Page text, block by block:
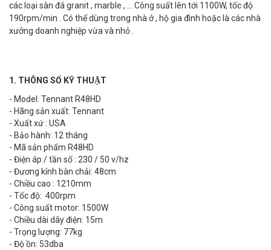
các loại sàn đá granit , marble , ... Công suất lên tới 1100W, tốc độ
190rpm/min . Có thể dùng trong nhà ở , hộ gia đình hoặc là các nhà
xưởng doanh nghiệp vừa và nhỏ .
1. THÔNG SỐ KỸ THUẬT
- Model: Tennant R48HD
- Hãng sản xuất: Tennant
- Xuất xứ : USA
- Bảo hành: 12 tháng
- Mã sản phẩm R48HD
- Điện áp / tần số : 230 / 50 v/hz
- Đương kính bàn chải: 48cm
- Chiều cao : 1210mm
- Tốc độ: 400rpm
- Công suất motor: 1500W
- Chiều dài dây điện: 15m
- Trọng lượng: 77kg
- Độ ồn: 53dba